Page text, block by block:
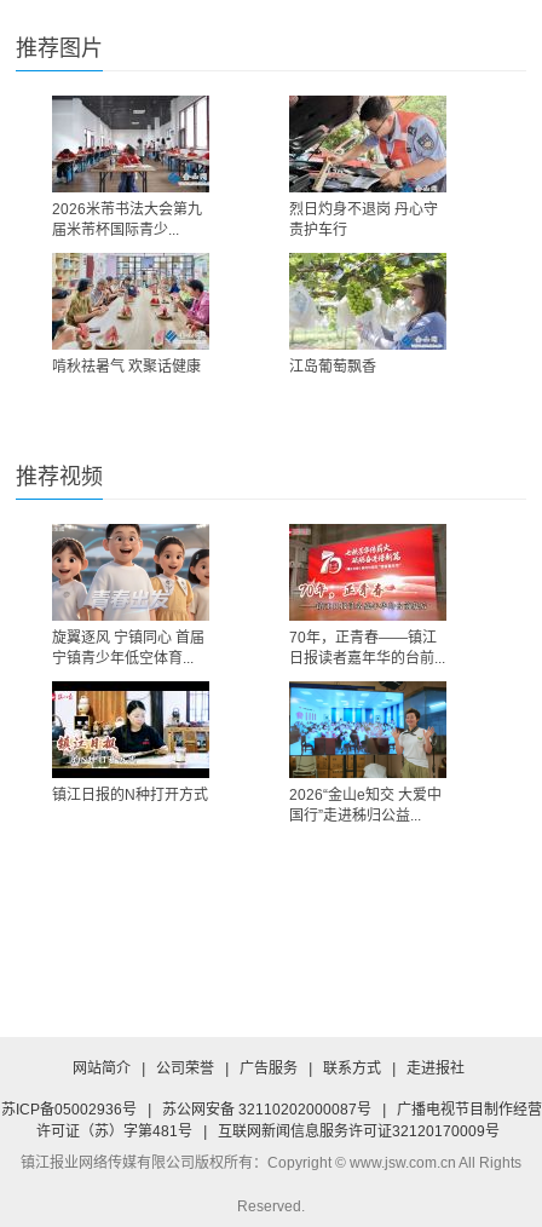
推荐图片
2026米芾书法大会第九
届米芾杯国际青少...
烈日灼身不退岗 丹心守
责护车行
啃秋祛暑气 欢聚话健康 江岛葡萄飘香
推荐视频
旋翼逐风 宁镇同心 首届
宁镇青少年低空体育...
70年，正青春——镇江
日报读者嘉年华的台前...
镇江日报的N种打开方式
2026“金山e知交 大爱中
国行”走进秭归公益...
网站简介 公司荣誉 广告服务 联系方式 走进报社
苏ICP备05002936号 苏公网安备 32110202000087号
广播电视节目制作经营
许可证（苏）字第481号
互联网新闻信息服务许可证32120170009号
镇江报业网络传媒有限公司 版权所有：Copyright © www.jsw.com.cn All Rights
Reserved.